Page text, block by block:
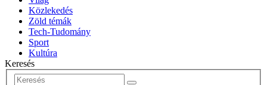
Közlekedés
Zöld témák
Tech-Tudomány
Sport
Kultúra
Keresés